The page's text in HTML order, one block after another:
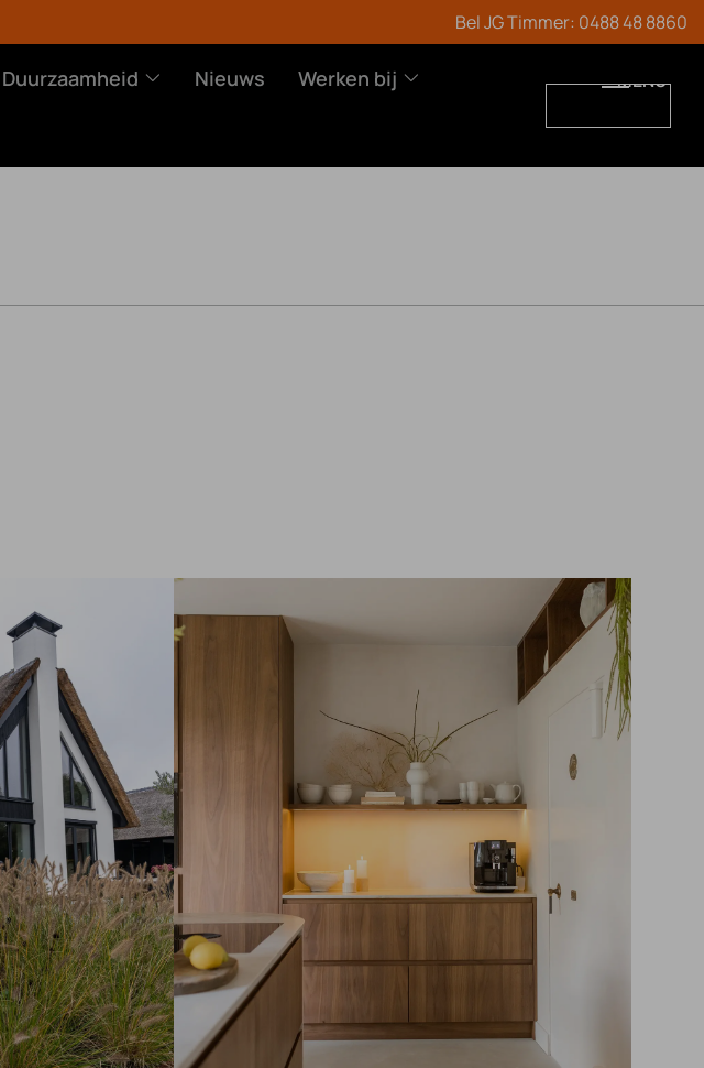
Bel JG Timmer: 0488 48 8860
Duurzaamheid Nieuws Werken bij MENU